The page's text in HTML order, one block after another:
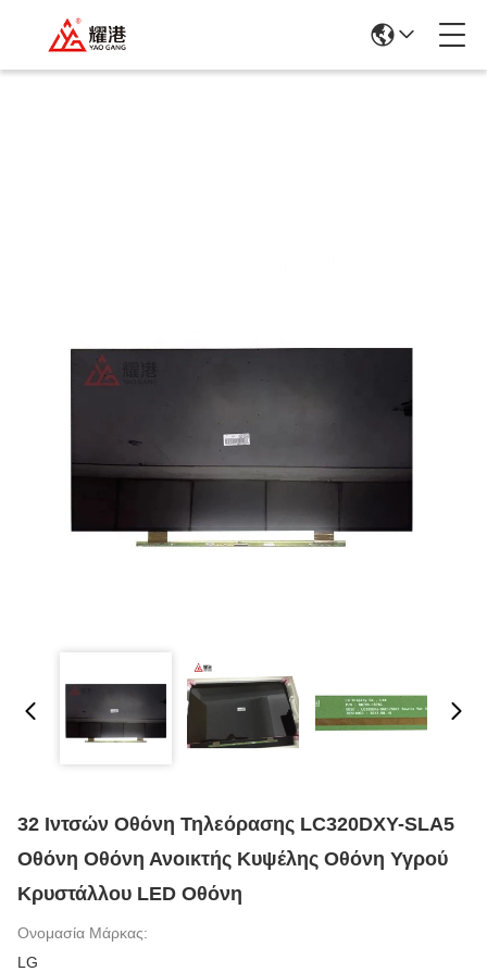
32 Ιντσών Οθόνη Τηλεόρασης LC320DXY-SLA5
Οθόνη Οθόνη Ανοικτής Κυψέλης Οθόνη Υγρού
Κρυστάλλου LED Οθόνη
Ονομασία Μάρκας:
LG